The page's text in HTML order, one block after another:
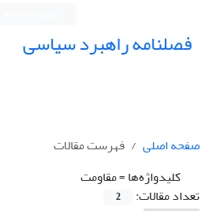
فصلنامه راهبرد سیاسی
صفحه اصلی
فهرست مقالات
کلیدواژه‌ها =مقاومت
تعداد مقالات:
2